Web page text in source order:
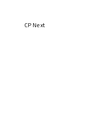
CP Next